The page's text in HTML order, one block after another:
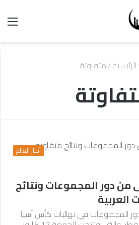
الرئيسية/متفاوتة
أخبار العالم
من دور المجموعات ونتائج
العربية
المجموعات في نهائيات كأس آسيا